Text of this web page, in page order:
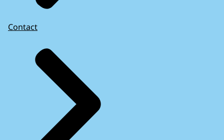
Contact